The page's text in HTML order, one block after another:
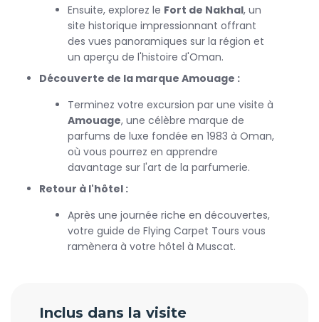
Ensuite, explorez le Fort de Nakhal, un
site historique impressionnant offrant
des vues panoramiques sur la région et
un aperçu de l'histoire d'Oman.
Découverte de la marque Amouage :
Terminez votre excursion par une visite à
Amouage, une célèbre marque de
parfums de luxe fondée en 1983 à Oman,
où vous pourrez en apprendre
davantage sur l'art de la parfumerie.
Retour à l'hôtel :
Après une journée riche en découvertes,
votre guide de Flying Carpet Tours vous
ramènera à votre hôtel à Muscat.
Inclus dans la visite